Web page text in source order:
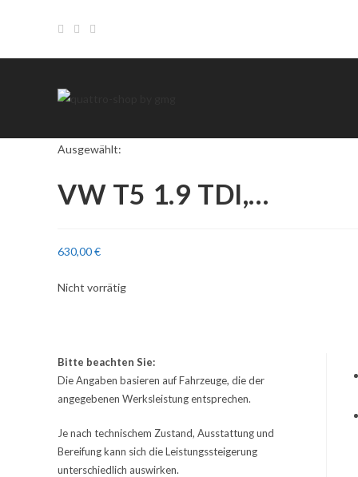
Ausgewählt:
VW T5 1.9 TDI,…
630,00€
Nicht vorrätig
Bitte beachten Sie:
Die Angaben basieren auf Fahrzeuge, die der
angegebenen Werksleistung entsprechen.
Je nach technischem Zustand, Ausstattung und
Bereifung kann sich die Leistungssteigerung
unterschiedlich auswirken.